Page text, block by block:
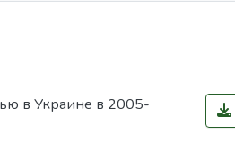
в Украине в 2005-